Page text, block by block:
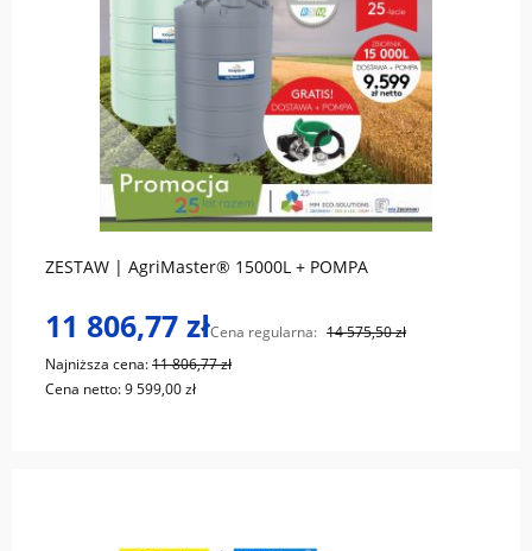
ZESTAW | AgriMaster® 15000L + POMPA
11 806,77 złCena regularna: 14 575,50 zł
Najniższa cena:11 806,77 zł
Cena netto:9 599,00 zł
do koszyka